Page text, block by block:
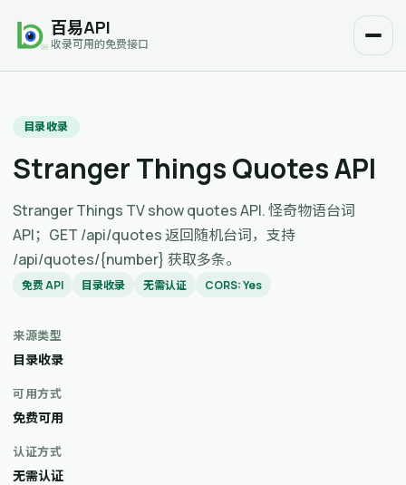
百易API
收录可用的免费接口
目录收录
Stranger Things Quotes API
Stranger Things TV show quotes API. 怪奇物语台词
API；GET /api/quotes 返回随机台词，支持
/api/quotes/{number} 获取多条。
免费 API 目录收录 无需认证 CORS: Yes
来源类型
目录收录
可用方式
免费可用
认证方式
无需认证